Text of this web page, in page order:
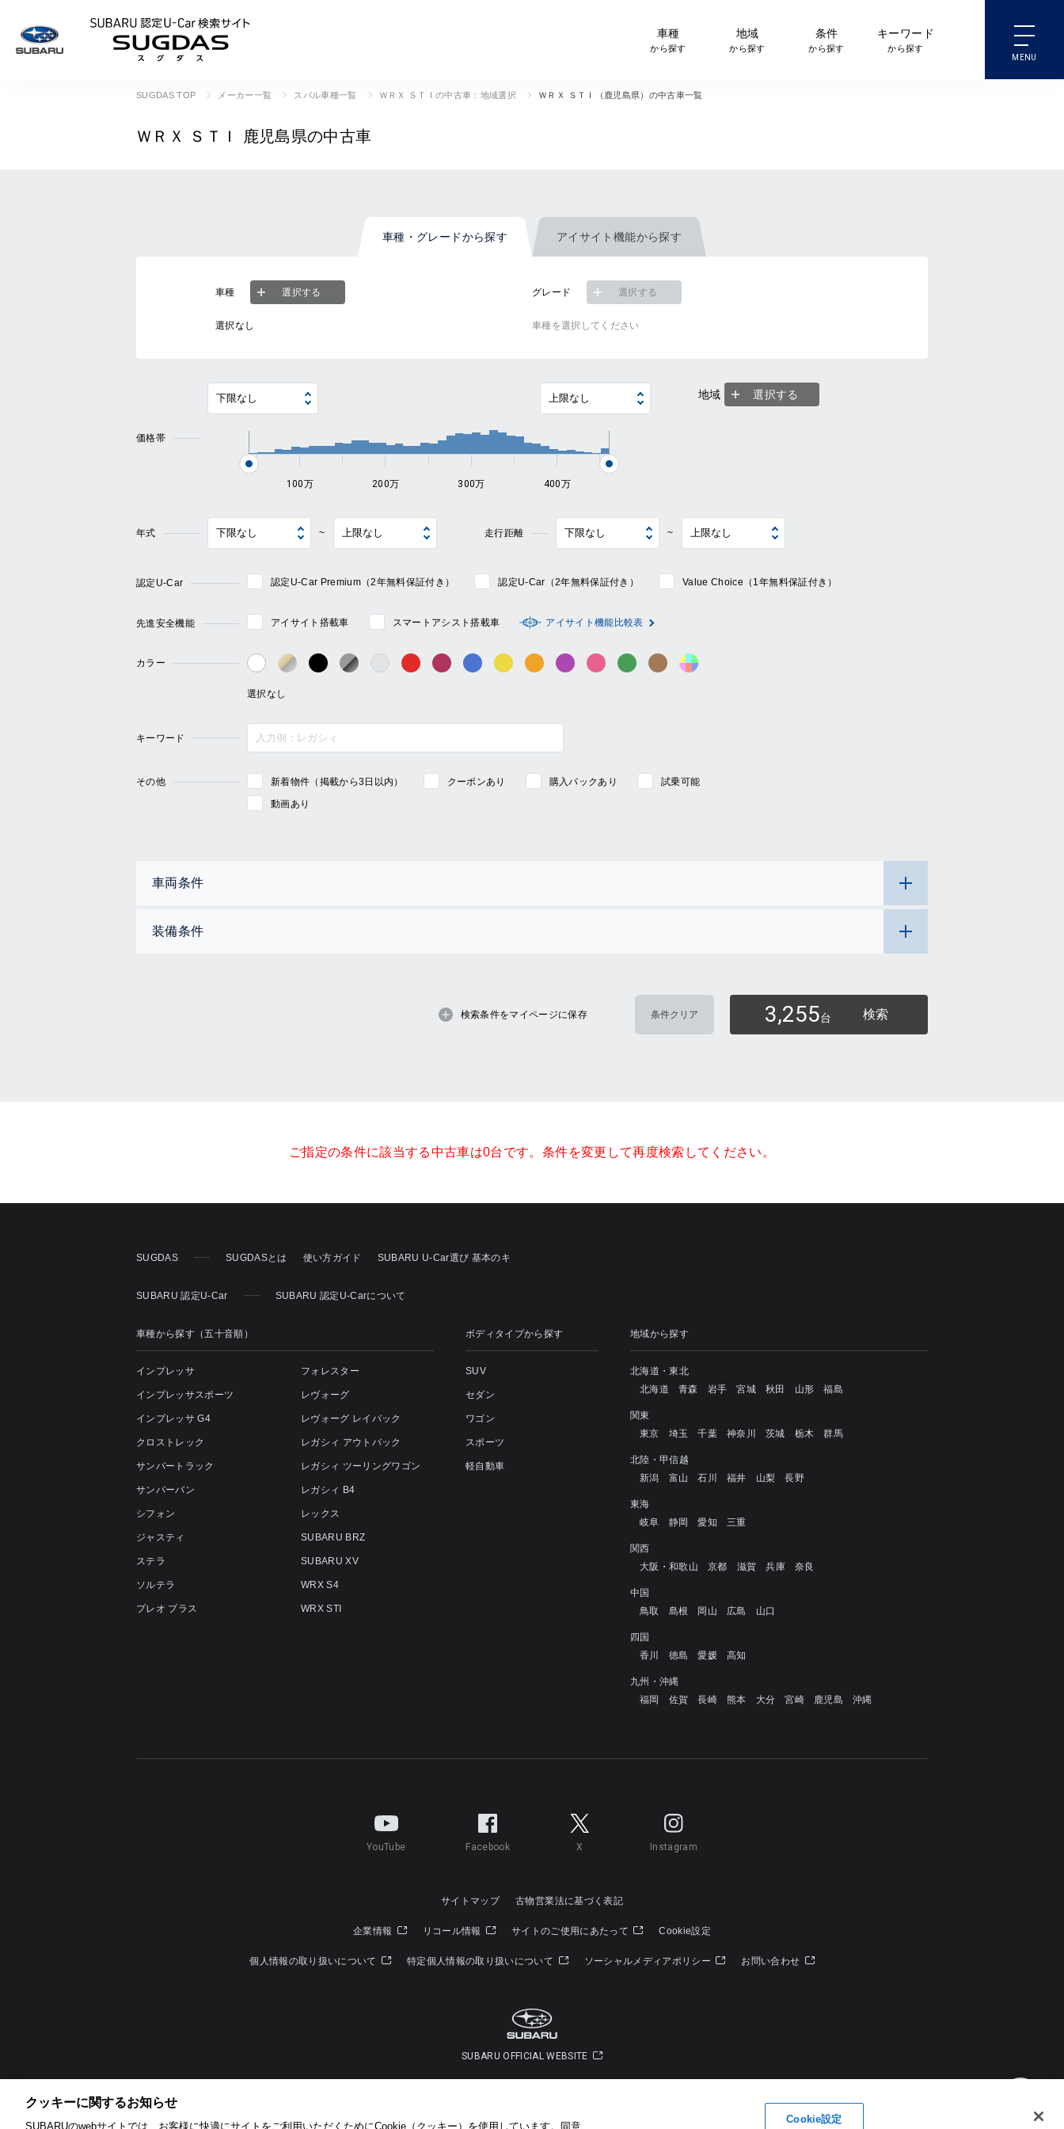
車種
から探す
地域
から探す
条件
から探す
キーワード
から探す
SUGDAS TOP メーカー一覧 スバル車種一覧 ＷＲＸ ＳＴＩの中古車：地域選択 ＷＲＸ ＳＴＩ（鹿児島県）の中古車一覧
ＷＲＸ ＳＴＩ 鹿児島県の中古車
車種・グレードから探す アイサイト機能から探す
車種 選択する グレード 選択する
価格帯
100万 200万 300万 400万
地域 選択する
年式 ~ 走行距離 ~
認定U-Car 認定U-Car Premium（2年無料保証付き） 認定U-Car（2年無料保証付き） Value Choice（1年無料保証付き）
先進安全機能 アイサイト搭載車 スマートアシスト搭載車 アイサイト機能比較表
カラー ホワイト系ゴールド・シルバー系
ブラック系ガンメタ系グレー系 レッド系 ワイン系 ブルー系 イエロー系オレンジ系パープル系ピンク系 グリーン系ブラウン系
キーワード
その他 新着物件（掲載から3日以内） クーポンあり 購入パックあり
試乗可能
動画あり
車両条件
装備条件
検索条件をマイページに保存 3,255台 検索
ご指定の条件に該当する中古車は0台です。条件を変更して再度検索してください。
SUGDAS SUGDASとは 使い方ガイド SUBARU U-Car選び 基本のキ
SUBARU 認定U-Car SUBARU 認定U-Carについて
車種から探す（五十音順）
インプレッサ
インプレッサスポーツ
インプレッサ G4
クロストレック
サンバートラック
サンバーバン
シフォン
ジャスティ
ステラ
ソルテラ
プレオ プラス
フォレスター
レヴォーグ
レヴォーグ レイバック
レガシィ アウトバック
レガシィ ツーリングワゴン
レガシィ B4
レックス
SUBARU BRZ
SUBARU XV
WRX S4
WRX STI
ボディタイプから探す
SUV
セダン
ワゴン
スポーツ
軽自動車
地域から探す
北海道・東北
北海道
青森 岩手 宮城 秋田 山形 福島
関東
東京
埼玉 千葉 神奈川 茨城 栃木 群馬
北陸・甲信越
新潟
富山 石川 福井 山梨 長野
東海
岐阜
静岡 愛知 三重
関西
大阪・和歌山
京都 滋賀 兵庫 奈良
中国
鳥取
島根 岡山 広島 山口
四国
香川
徳島 愛媛 高知
九州・沖縄
福岡
佐賀 長崎 熊本 大分 宮崎 鹿児島 沖縄
YouTube Facebook X Instagram
サイトマップ 古物営業法に基づく表記
企業情報 リコール情報 サイトのご使用にあたって Cookie設定
個人情報の取り扱いについて 特定個人情報の取り扱いについて ソーシャルメディアポリシー お問い合わせ
SUBARU OFFICIAL WEBSITE
クッキーに関するお知らせ​
SUBARUのwebサイトでは、お客様に快適にサイトをご利用いただくためにCookie（クッキー）を使用しています。​ 同意
Cookie設定